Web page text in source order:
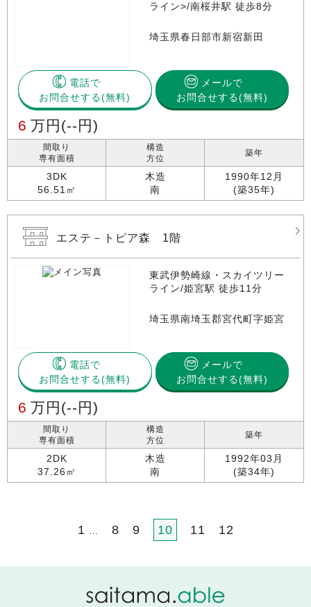
ライン>/南桜井駅 徒歩8分
埼玉県春日部市新宿新田
電話で
お問合せする
メールで
お問合せする(無料)
6 万円 (--円)
間取り
専有面積
3DK
56.51㎡
構造
方位
木造
南
築年
1990年12月
(築35年)
エステ－トピア森 1階
東武伊勢崎線・スカイツリー
ライン/姫宮駅 徒歩11分
埼玉県南埼玉郡宮代町字姫宮
電話で
お問合せする
メールで
お問合せする(無料)
6 万円 (--円)
間取り
専有面積
2DK
37.26㎡
構造
方位
木造
南
築年
1992年03月
(築34年)
1 … 8 9 10 11 12